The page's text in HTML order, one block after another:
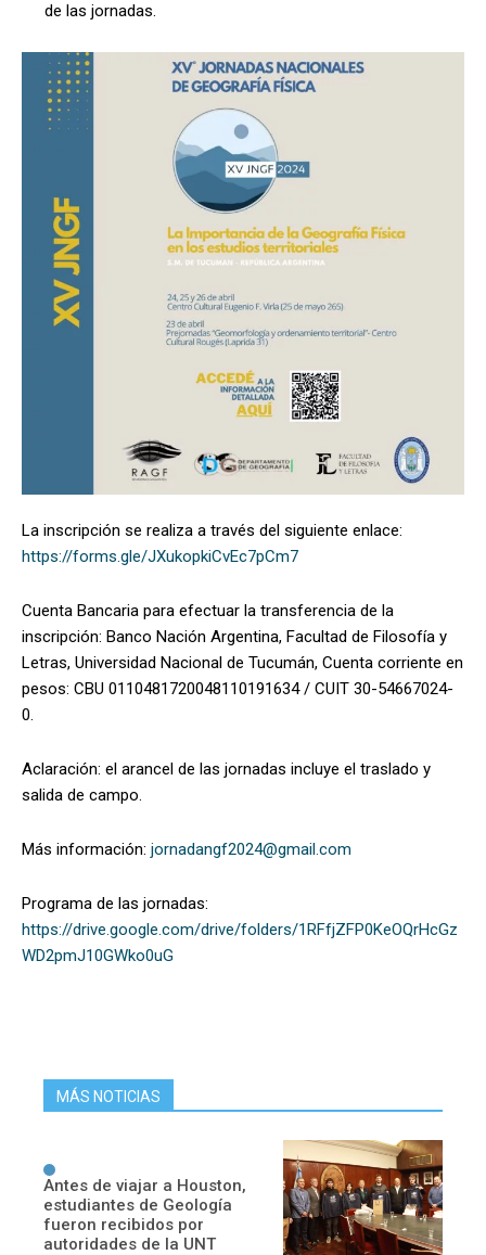
de las jornadas.
La inscripción se realiza a través del siguiente enlace:
https://forms.gle/JXukopkiCvEc7pCm7
Cuenta Bancaria para efectuar la transferencia de la
inscripción: Banco Nación Argentina, Facultad de Filosofía y
Letras, Universidad Nacional de Tucumán, Cuenta corriente en
pesos: CBU 0110481720048110191634 / CUIT 30-54667024-
0.
Aclaración: el arancel de las jornadas incluye el traslado y
salida de campo.
Más información: jornadangf2024@gmail.com
Programa de las jornadas:
https://drive.google.com/drive/folders/1RFfjZFP0KeOQrHcGz
WD2pmJ10GWko0uG
MÁS NOTICIAS
Antes de viajar a Houston,
estudiantes de Geología
fueron recibidos por
autoridades de la UNT